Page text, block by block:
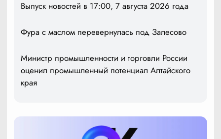
Выпуск новостей в 17:00, 7 августа 2026 года
Фура с маслом перевернулась под Залесово
Министр промышленности и торговли России
оценил промышленный потенциал Алтайского
края